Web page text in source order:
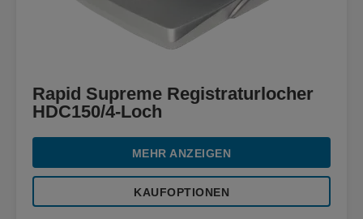
Rapid Supreme Registraturlocher
HDC150/4-Loch
MEHR ANZEIGEN
KAUFOPTIONEN